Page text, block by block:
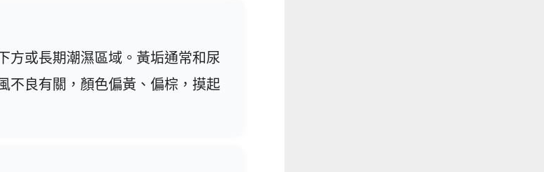
方或長期潮濕區域。黃垢通常和尿
不良有關，顏色偏黃、偏棕，摸起